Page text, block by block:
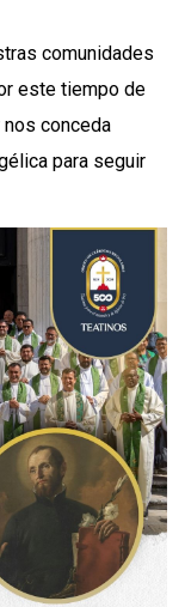
comunidades
este tiempo de
nos conceda
para seguir